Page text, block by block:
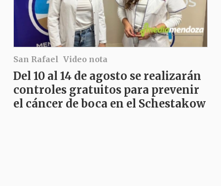
San Rafael Video nota
Del 10 al 14 de agosto se realizarán
controles gratuitos para prevenir
el cáncer de boca en el Schestakow